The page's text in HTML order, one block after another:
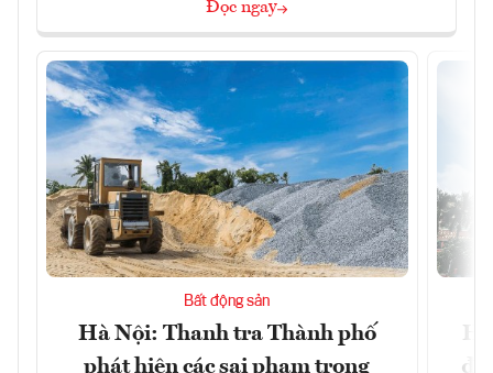
Đọc ngay
Bất động sản
Hà Nội: Thanh tra Thành phố
phát hiện các sai phạm trong